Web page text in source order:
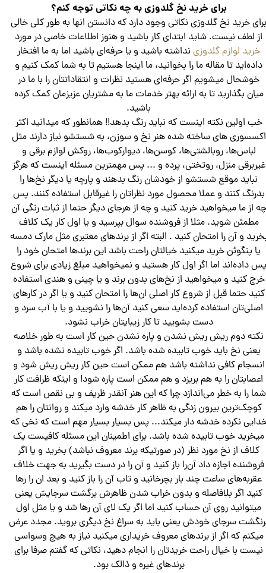
برای خرید نخ گلدوزی به چه نکاتی توجه کنم؟
خرید نخ گلدوزی نکاتی وجود دارد که دانستن انها به طور کلی خالی
از لطف نیست. شاید ابتدای کار باشید و هنوز اطلاعات خاصی در مورد
خرید لوازم گلدوزینداشته باشید و یا حرفه‌ای باشید اما به ما افتخار
داده‌اید تا مقاله ما را بخوانید، ما اینجا هستیم تا به شما کمک کنیم و
خوشحال میشویم اگر حرفه‌ای هستید نظرات و انتقاداتتان را با ما در
میان بگذارید تا به ارائه بهتر خدمات ما به مشتریان عزیزمان کمک کرده
باشید.
خب اولین نکته اینست که نباید رنگ بدهد!! همانطور که میدانید اکثر
اکسسوری های ساخته شده هنر نخ و سوزن، به شستشو نیاز دارند مثل
لباس‌ها، روبالشتی‌ها، کوسن‌ها، دیوارکوب‌ها، روکش لوازم برقی و
غیربرقی منزل، روتختی، پرده و ... پس مهمترین مسئله اینست که هرگز
نباید موقع شستشو از خودشان رنگ بدهند و پارچه یا دیگر نخ‌ها را
بدرنگ کنند و عملا محصول مورد نظراتان را غیرقابل استفاده کنند. پس
چه از ما میخواهید خرید کنید و چه از هرجای دیگر حتما از ثبات رنگی آن
مطمئن شوید. مثلا از فروشنده سوال بپرسید و یا اول کار یک کلاف
و آن را امتحان کنید . البته اگر از برند‌های معتبری مثل مارک دمسه
یا پنگوئن خرید میکنید خیالتان راحت باشد این برندها امتحان خود را
داده‌اند اما اگر اول کار هستید و نمیخواهید مبلغ زیادی برای شروع
خرج کنید و میخواهید از نخ‌های بدون برند و یا چینی و هندی استفاده
کنید حتما قبل از شروع کار اصلی ان‌ها را امتحان کنید و یا اگر در کارهای
اصلی‌تان استفاده کرده‌اید سعی کنید آن‌ها را نشویید و یا با آب سرد و
دست بشویید تا کار زیبایتان خراب نشود.
نکته دوم ریش ریش نشدن و پاره نشدن حین کار است به طور خلاصه
یعنی نخ باید خوب تابیده شده باشد. اگر خوب تابیده نشده باشد و
انسجام کافی نداشته باشد هم ممکن است حین کار ریش ریش شود و
اعصابتان را به هم بریزد و هم ممکن است پاره شود! و اینکه ظرافت کار
شما را به خطر می‌اندازد چرا که این هنر آنقدر ظریف و بی نقص است که
کوچک‌ترین بیرون زدگی به ظاهر کار خدشه وارد میکند و روانتان را هم
نکرده خدشه دار میکند... پس بسیار بسیار مهم است که نخی که
میخرید خوب تابیده شده باشد. برای اطمینان این مسئله کافیست یک
کلاف از نخ مورد نظر (در صورتیکه برند معروف نباشد) بخرید و یا اگر
فروشنده اجازه داد آن‌را باز کنید و آن را در دست بگیرید به جهت خلاف
عقربه‌های ساعت چند بار بچرخانید و تاب آن را باز کنید و بعد ان را رها
کنید اگر بلافاصله و بدون خراب شدن ظاهرش برگشت سرجایش یعنی
میتوانید روی آن حساب کنید اما اگر یک لای آن رها شد و یا مثل اول
سرجای خودش یعنی باید به سراغ نخ دیگری بروید. مجدد عرض
میکنم که اگر از برندهای معروف خریداری میکنید نیاز به هیچ وسواسی
نیست با خیال راحت خریدتان را انجام دهید، نکاتی که گفتم صرفا برای
برندهای غیره و ذالک بود.